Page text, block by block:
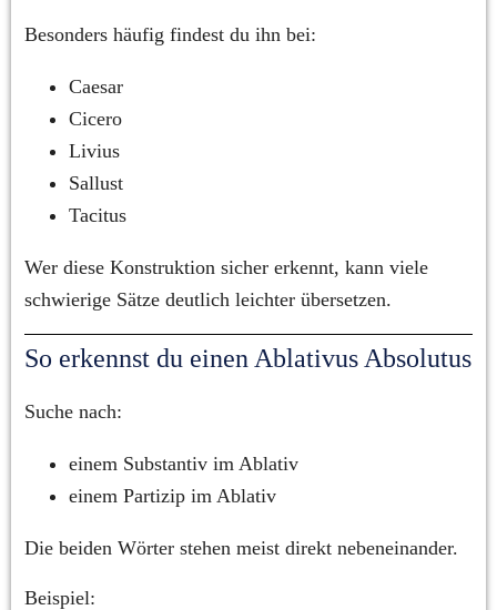
Besonders häufig findest du ihn bei:
Caesar
Cicero
Livius
Sallust
Tacitus
Wer diese Konstruktion sicher erkennt, kann viele
schwierige Sätze deutlich leichter übersetzen.
So erkennst du einen Ablativus Absolutus
Suche nach:
einem Substantiv im Ablativ
einem Partizip im Ablativ
Die beiden Wörter stehen meist direkt nebeneinander.
Beispiel: